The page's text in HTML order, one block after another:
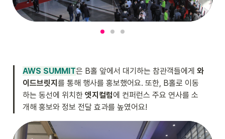
AWS SUMMIT은 B홀 앞에서 대기하는 참관객들에게 와
이드브릿지 를 통해 행사를 홍보했어요. 또한, B홀로 이동
하는 동선에 위치한 엣지컬럼에 컨퍼런스 주요 연사를 소
개해 홍보와 정보 전달 효과를 높였어요!